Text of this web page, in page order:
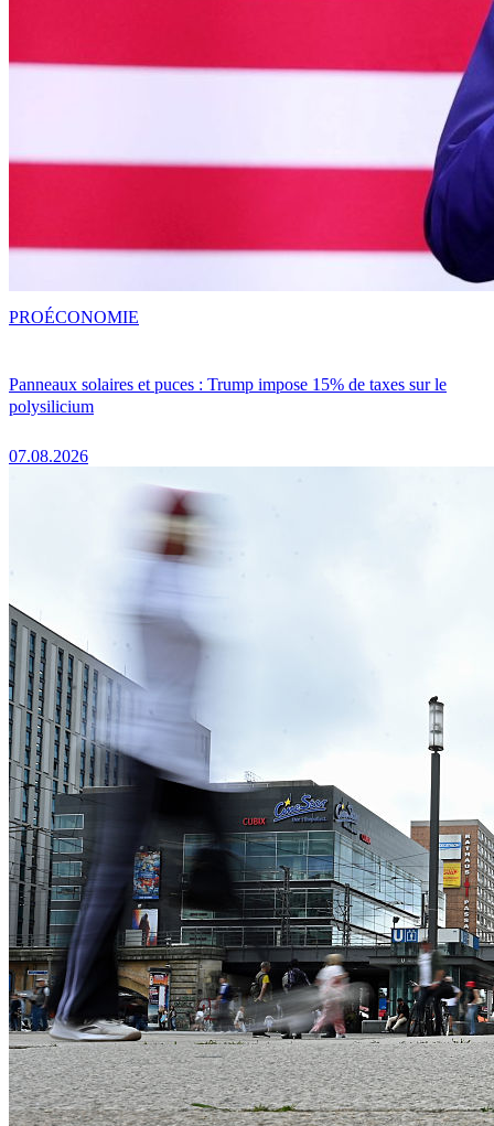
Panneaux solaires et puces : Trump impose 15% de taxes sur le
polysilicium
07.08.2026
PROÉCONOMIE